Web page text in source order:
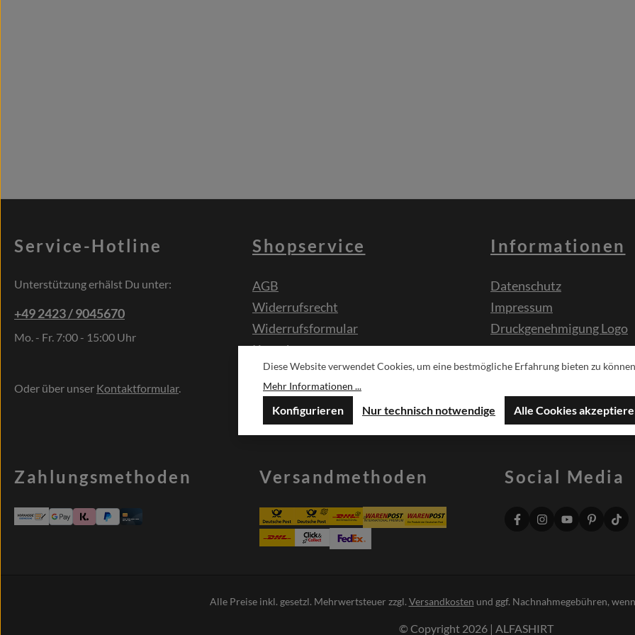
Service-Hotline
Unterstützung erhälst Du unter:
+49 2423 / 9045670
Mo. - Fr. 7:00 - 15:00 Uhr
Oder über unser Kontaktformular.
Shopservice
AGB
Widerrufsrecht
Widerrufsformular
Kontakt
Sonderwünsche
Informationen
Datenschutz
Impressum
Druckgenehmigung Logo
Zahlungsmethoden Versandmethoden Social Media
Alle Preise inkl. gesetzl. Mehrwertsteuer zzgl. Versandkosten und ggf. Nachnahmegebühren,
© Copyright 2026 | ALFASHIRT
Diese Website verwendet Cookies, um eine bestmögliche Erfahrung bieten zu
Mehr Informationen ...
Nur technisch notwendige
Konfigurieren Alle Cookies